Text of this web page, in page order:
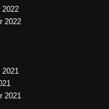
2022
2022
2021
2021